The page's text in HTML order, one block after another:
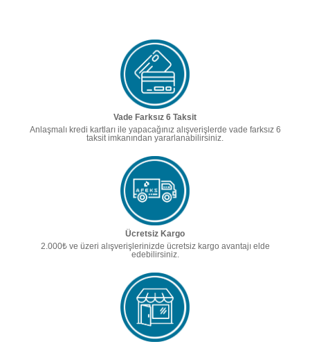
Vade Farksız 6 Taksit
Anlaşmalı kredi kartları ile yapacağınız alışverişlerde vade farksız 6
taksit imkanından yararlanabilirsiniz.
Ücretsiz Kargo
2.000₺ ve üzeri alışverişlerinizde ücretsiz kargo avantajı elde
edebilirsiniz.